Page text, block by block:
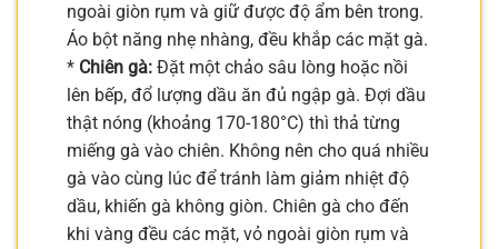
ngoài giòn rụm và giữ được độ ẩm bên trong.
Áo bột năng nhẹ nhàng, đều khắp các mặt gà.
* Chiên gà: Đặt một chảo sâu lòng hoặc nồi
lên bếp, đổ lượng dầu ăn đủ ngập gà. Đợi dầu
thật nóng (khoảng 170-180°C) thì thả từng
miếng gà vào chiên. Không nên cho quá nhiều
gà vào cùng lúc để tránh làm giảm nhiệt độ
dầu, khiến gà không giòn. Chiên gà cho đến
khi vàng đều các mặt, vỏ ngoài giòn rụm và